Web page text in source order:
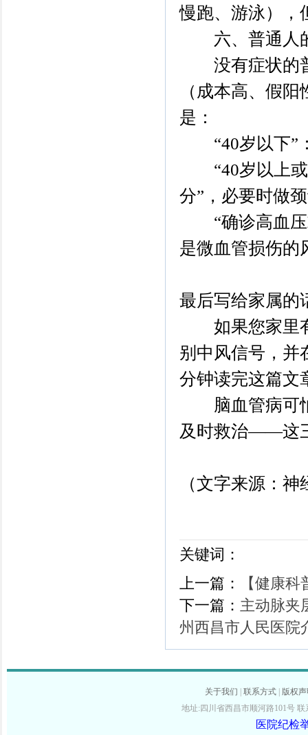
慢跑、游泳），
六、普通人
没有症状的普
（成本高、假
是：
“40岁以下”：
“40岁以上或
分”，必要时做
“确诊高血压
是微血管损伤的
最后写给家属的
如果您家里有
别中风信号，并
分钟读完这篇文
脑血管病可怕
及时救治——这
（文字来源：
关键词：
上一篇：
【健康
下一篇： 主动脉夹
州西昌市人民医院
关于我们 联系方式
版权
地址:四川省西昌市顺河路101号 联
医院纪检